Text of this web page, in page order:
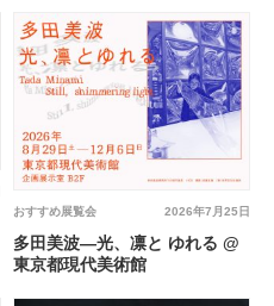
2026年7月25日
おすすめ展覧会
多田美波―光、凛と ゆれる @
東京都現代美術館